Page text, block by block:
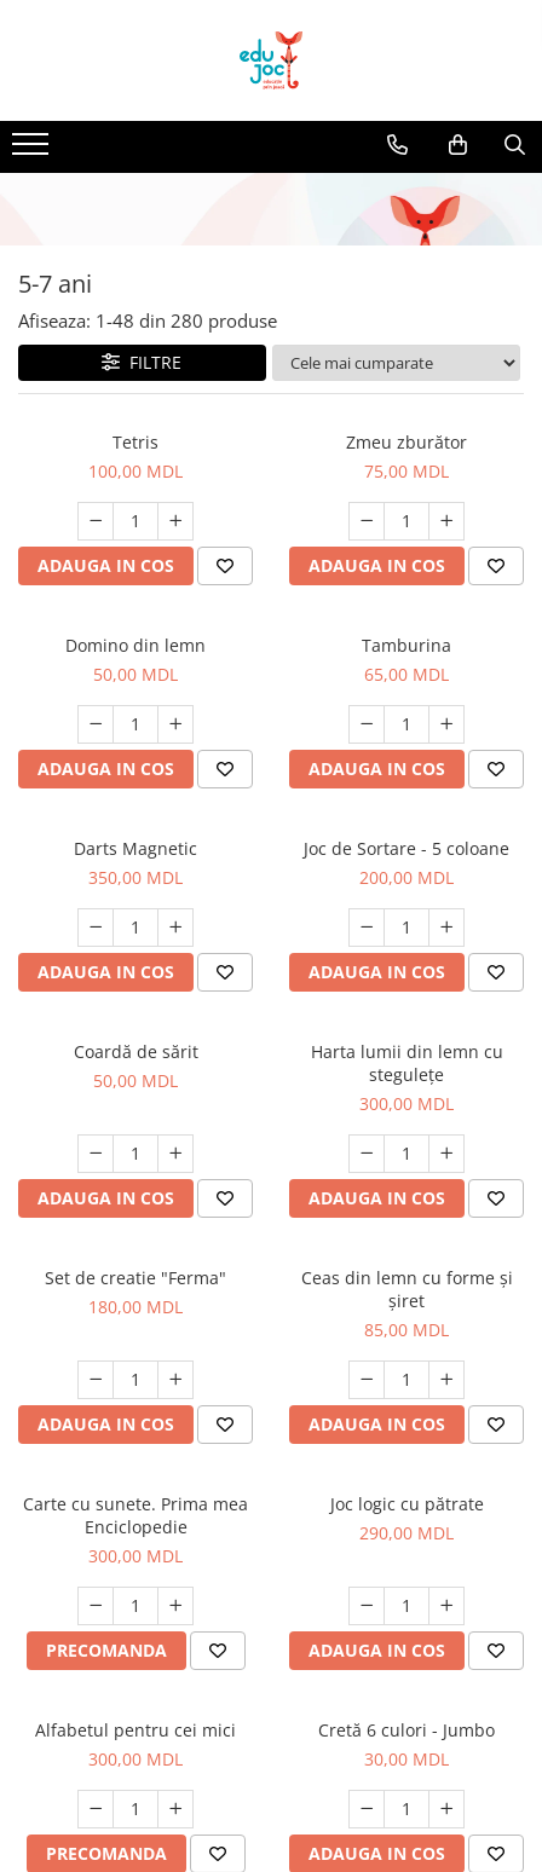
1-2 ani
3-4 ani
5-7 ani
Afiseaza: 1-48 din 280 produse
FILTRE
Tetris
100,00 MDL
ADAUGA IN COS
Zmeu zburător
75,00 MDL
ADAUGA IN COS
Domino din lemn
50,00 MDL
ADAUGA IN COS
Tamburina
65,00 MDL
ADAUGA IN COS
Darts Magnetic
350,00 MDL
ADAUGA IN COS
Joc de Sortare - 5 coloane
200,00 MDL
ADAUGA IN COS
Coardă de sărit
50,00 MDL
ADAUGA IN COS
Harta lumii din lemn cu
stegulețe
300,00 MDL
ADAUGA IN COS
Set de creatie "Ferma"
180,00 MDL
ADAUGA IN COS
Ceas din lemn cu forme și
șiret
85,00 MDL
ADAUGA IN COS
Carte cu sunete. Prima mea
Enciclopedie
300,00 MDL
PRECOMANDA
Joc logic cu pătrate
290,00 MDL
ADAUGA IN COS
Alfabetul pentru cei mici
300,00 MDL
PRECOMANDA
Cretă 6 culori - Jumbo
30,00 MDL
ADAUGA IN COS